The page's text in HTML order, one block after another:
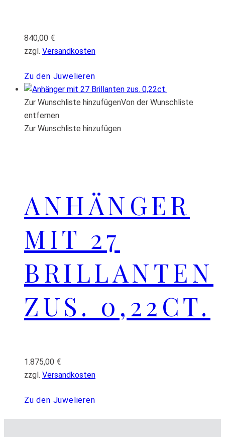
840,00 €
zzgl. Versandkosten
Zu den Juwelieren
Zur Wunschliste hinzufügenVon der Wunschliste
entfernen
Zur Wunschliste hinzufügen
ANHÄNGER
MIT 27
BRILLANTEN
ZUS. 0,22CT.
1.875,00 €
zzgl. Versandkosten
Zu den Juwelieren